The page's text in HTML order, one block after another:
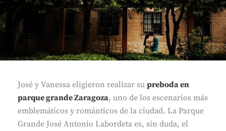
José y Vanessa eligieron realizar su preboda en
parque grande Zaragoza, uno de los escenarios más
emblemáticos y románticos de la ciudad. La Parque
Grande José Antonio Labordeta es, sin duda, el